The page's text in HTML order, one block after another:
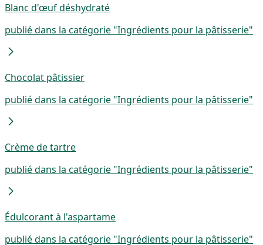
Blanc d'œuf déshydraté
publié dans la catégorie "Ingrédients pour la pâtisserie"
Chocolat pâtissier
publié dans la catégorie "Ingrédients pour la pâtisserie"
Crème de tartre
publié dans la catégorie "Ingrédients pour la pâtisserie"
Édulcorant à l'aspartame
publié dans la catégorie "Ingrédients pour la pâtisserie"